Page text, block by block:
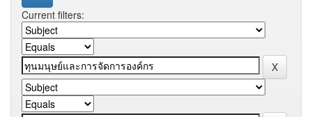
Current filters: